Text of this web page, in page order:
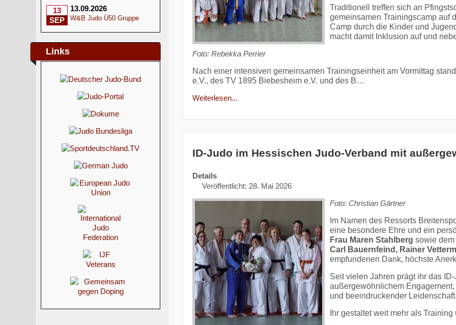
13
SEP
13.09.2026
W&B Judo Ü50 Gruppe
Links
Traditionell treffen sich an
gemeinsamen Trainingscamp auf
Camp durch die Kinder und
macht damit Inklusion auf und
Foto: Rebekka Perrier
Nach einer intensiven gemeinsamen Trainingseinheit am Vormittag
e.V., des TV 1895 Biebesheim e.V. und des B…
Weiterlesen...
ID-Judo im Hessischen Judo-Verband mit
Details
Veröffentlicht: 28. Mai 2026
Foto: Christian Gärtner
Im Namen des Ressorts
eine besondere Ehre und ein
Frau Maren Stahlberg sowie
Carl Bauernfeind, Rainer
empfundenen Dank, höchste
Seit vielen Jahren prägt ihr das
außergewöhnlichem
und beeindruckender Leidenschaft.
Ihr gestaltet weit mehr als Training